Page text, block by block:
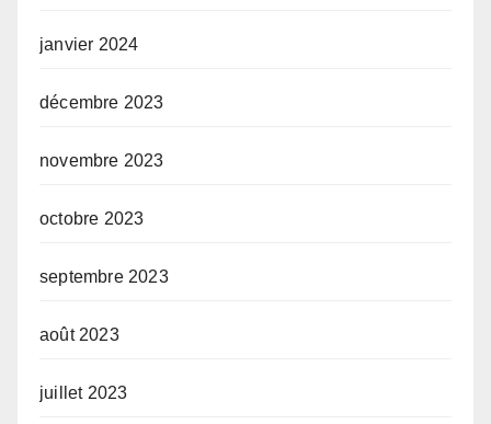
janvier 2024
décembre 2023
novembre 2023
octobre 2023
septembre 2023
août 2023
juillet 2023